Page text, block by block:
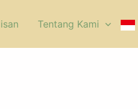
⁠Tentang Kami